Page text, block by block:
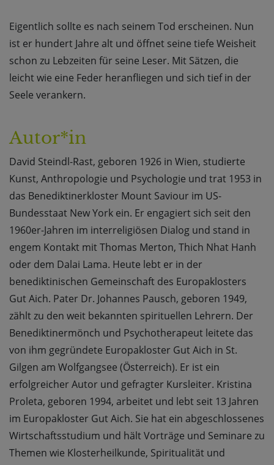
Eigentlich sollte es nach seinem Tod erscheinen. Nun
ist er hundert Jahre alt und öffnet seine tiefe Weisheit
schon zu Lebzeiten für seine Leser. Mit Sätzen, die
leicht wie eine Feder heranfliegen und sich tief in der
Seele verankern.
Autor*in
David Steindl-Rast, geboren 1926 in Wien, studierte
Kunst, Anthropologie und Psychologie und trat 1953 in
das Benediktinerkloster Mount Saviour im US-
Bundesstaat New York ein. Er engagiert sich seit den
1960er-Jahren im interreligiösen Dialog und stand in
engem Kontakt mit Thomas Merton, Thich Nhat Hanh
oder dem Dalai Lama. Heute lebt er in der
benediktinischen Gemeinschaft des Europaklosters
Gut Aich. Pater Dr. Johannes Pausch, geboren 1949,
zählt zu den weit bekannten spirituellen Lehrern. Der
Benediktinermönch und Psychotherapeut leitete das
von ihm gegründete Europakloster Gut Aich in St.
Gilgen am Wolfgangsee (Österreich). Er ist ein
erfolgreicher Autor und gefragter Kursleiter. Kristina
Proleta, geboren 1994, arbeitet und lebt seit 13 Jahren
im Europakloster Gut Aich. Sie hat ein abgeschlossenes
Wirtschaftsstudium und hält Vorträge und Seminare zu
Themen wie Klosterheilkunde, Spiritualität und